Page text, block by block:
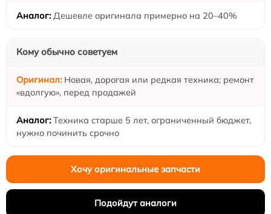
Дешевле оригинала примерно на 20–40%
Кому обычно советуем
Новая, дорогая или редкая техника; ремонт
«вдолгую», перед продажей
Техника старше 5 лет, ограниченный бюджет,
нужно починить срочно
Хочу оригинальные запчасти
Подойдут аналоги